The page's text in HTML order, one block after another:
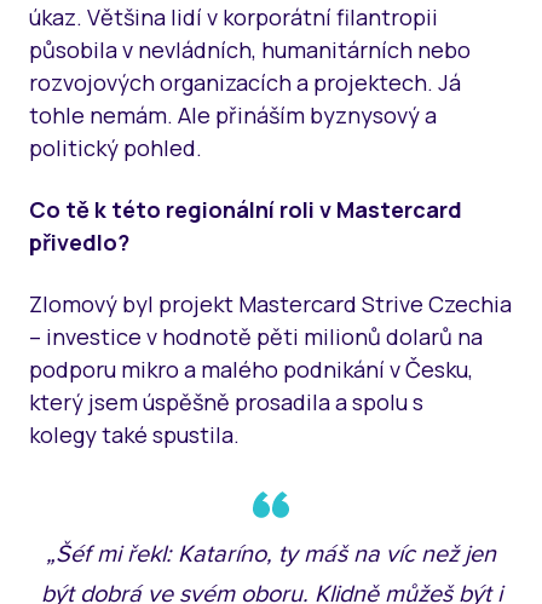
úkaz. Většina lidí v korporátní filantropii
působila v nevládních, humanitárních nebo
rozvojových organizacích a projektech. Já
tohle nemám. Ale přináším byznysový a
politický pohled.
Co tě k této regionální roli v Mastercard
přivedlo?
Zlomový byl projekt Mastercard Strive Czechia
– investice v hodnotě pěti milionů dolarů na
podporu mikro a malého podnikání v Česku,
který jsem úspěšně prosadila a spolu s
kolegy také spustila.
„Šéf mi řekl: Kataríno, ty máš na víc než jen
být dobrá ve svém oboru. Klidně můžeš být i